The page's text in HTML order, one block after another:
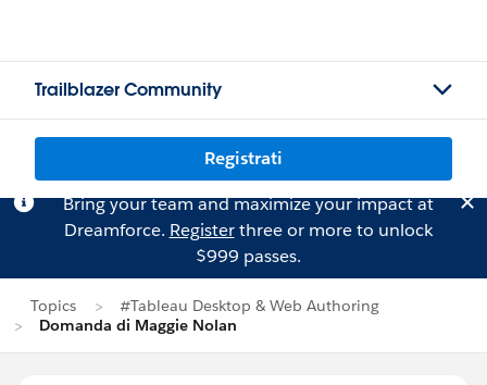
Trailblazer Community
Registrati
Bring your team and maximize your impact at
Dreamforce. Registerthree or more to unlock
$999 passes.
Topics
#Tableau Desktop & Web Authoring
Domanda di Maggie Nolan